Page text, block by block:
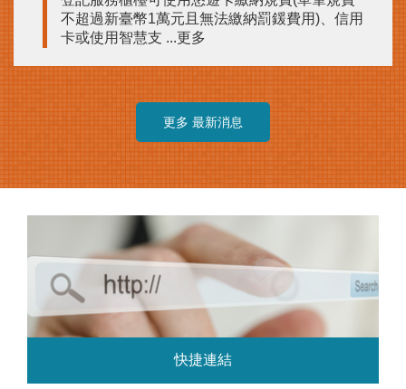
不超過新臺幣1萬元且無法繳納罰鍰費用)、信用
卡或使用智慧支 ...更多
更多 最新消息
快捷連結